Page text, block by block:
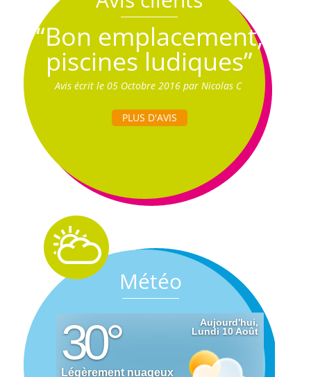
“Bon emplacement,
piscines ludiques”
Avis écrit le 05 Octobre 2016 par Nicolas C
PLUS D'AVIS
Météo